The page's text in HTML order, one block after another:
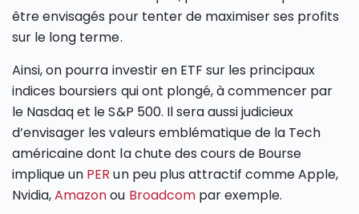
être envisagés pour tenter de maximiser ses profits
sur le long terme.
Ainsi, on pourra investir en ETF sur les principaux
indices boursiers qui ont plongé, à commencer par
le Nasdaq et le S&P 500. Il sera aussi judicieux
d’envisager les valeurs emblématique de la Tech
américaine dont la chute des cours de Bourse
implique un PER un peu plus attractif comme Apple,
Nvidia,Amazonou Broadcompar exemple.